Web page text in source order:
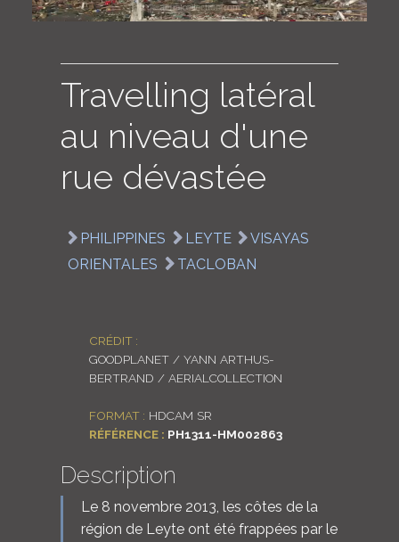
LOGIN
ENGLISH
Travelling latéral
au niveau d'une
rue dévastée
PHILIPPINES LEYTE
VISAYAS
ORIENTALES
TACLOBAN
CRÉDIT :
GOODPLANET / YANN ARTHUS-
BERTRAND / AERIALCOLLECTION
FORMAT : HDCAM SR
RÉFÉRENCE : PH1311-HM002863
Description
Le 8 novembre 2013, les côtes de la
région de Leyte ont été frappées par le